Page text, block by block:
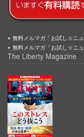
無料メルマガ「お試し☆ニ
無料メルマガ「お試し☆ニ
The Liberty Magazine